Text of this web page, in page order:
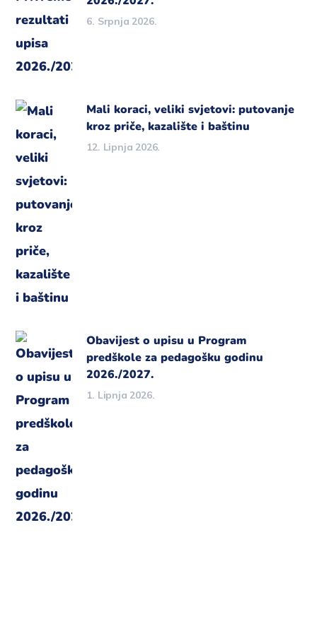
6. Srpnja 2026.
Mali koraci, veliki svjetovi: putovanje
kroz priče, kazalište i baštinu
12. Lipnja 2026.
Obavijest o upisu u Program
predškole za pedagošku godinu
2026./2027.
1. Lipnja 2026.